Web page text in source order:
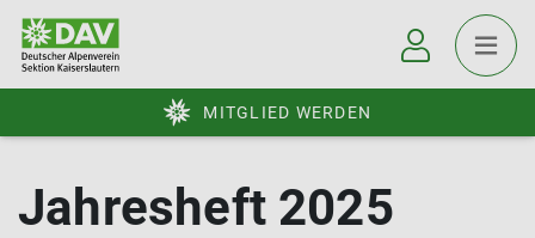
MITGLIED WERDEN
Jahresheft 2025